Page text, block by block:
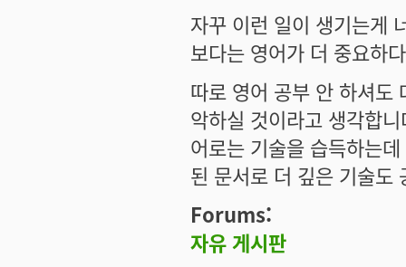
자꾸 이런 일이 생기는게
보다는 영어가 더 중요하
따로 영어 공부 안 하셔도
악하실 것이라고 생각합
어로는 기술을 습득하는
된 문서로 더 깊은 기술도
Forums:
자유 게시판